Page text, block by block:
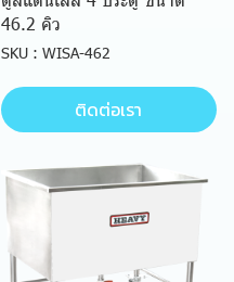
46.2 คิว
SKU : WISA-462
ติดต่อเรา